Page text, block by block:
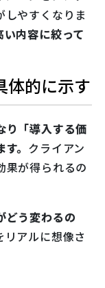
しやすくなりま
内容に絞って
体的に示す
り「導入する価
。 クライアン
果が得られるの
どう変わるの
リアルに想像さ